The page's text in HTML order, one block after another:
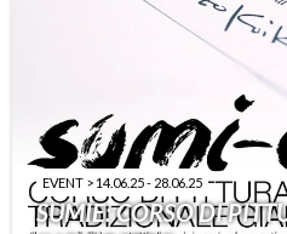
EVENT > 14.06.25 - 28.06.25
SUMIE: CORSO DI